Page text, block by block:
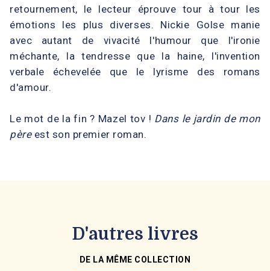
retournement, le lecteur éprouve tour à tour les
émotions les plus diverses. Nickie Golse manie
avec autant de vivacité l'humour que l'ironie
méchante, la tendresse que la haine, l'invention
verbale échevelée que le lyrisme des romans
d'amour.
Le mot de la fin ? Mazel tov ! Dans le jardin de mon
pèreest son premier roman.
D'autres livres
DE LA MÊME COLLECTION